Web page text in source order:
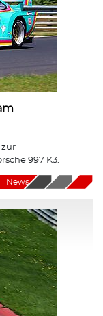
zur
997 K3.
News